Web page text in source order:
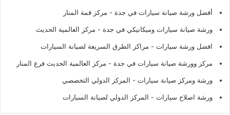
أفضل ورشة صيانة سيارات في جدة - مركز قمة المنار
ورشة صيانة سيارات وميكانيكي في جدة - مركز العالمية الحديث
افضل ورشة سيارات - مراكز الطرق السريعة لصيانة السيارات
مركز وورشة صيانة سيارات في جدة - مركز العالمية الحديث فرع المنار
ورشة ومركز صيانة سيارات - المركز الدولي التخصصي
ورشة اصلاح سيارات - المركز الدولي لصيانة السيارات